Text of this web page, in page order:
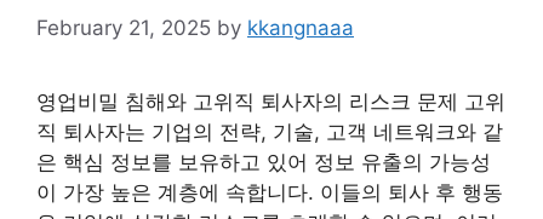
February 21, 2025 by kkangnaaa
영업비밀 침해와 고위직 퇴사자의 리스크 문제 고위
직 퇴사자는 기업의 전략, 기술, 고객 네트워크와 같
은 핵심 정보를 보유하고 있어 정보 유출의 가능성
이 가장 높은 계층에 속합니다. 이들의 퇴사 후 행동